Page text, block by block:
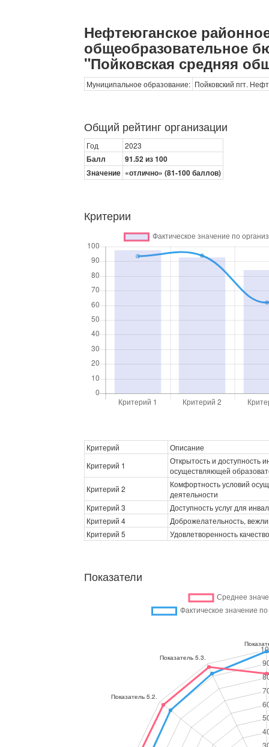
Нефтеюганское
общеобразовательное
"Пойковская средняя
Муниципальное образование: Пойковский пгт.
Общий рейтинг организации
Год 2023
Балл
91.52 из 100
Значение «отлично» (81-100 баллов)
Критерии
Критерий
Описание
Критерий 1
Открытость и доступность
осуществляющей
Критерий 2
Комфортность условий
деятельности
Критерий 3
Доступность услуг для
Критерий 4
Доброжелательность,
Критерий 5
Удовлетворенность
Показатели